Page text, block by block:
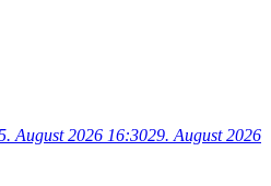
August 2026 16:3029. August 2026